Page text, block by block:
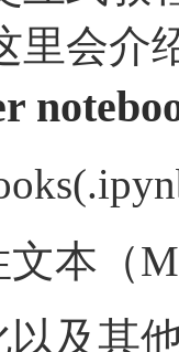
里会介
本（
及其